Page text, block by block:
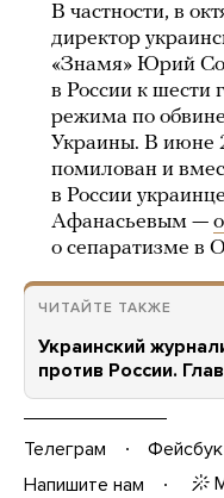
В частности, в
директор
«Знамя» Юрий
в России к шести
режима по
Украины. В июне
помилован и
в России
Афанасьевым —
о сепаратизме в
ЧИТАЙТЕ ТАКЖЕ
Украинский
против России.
Телеграм Фейсбук
Напишите нам